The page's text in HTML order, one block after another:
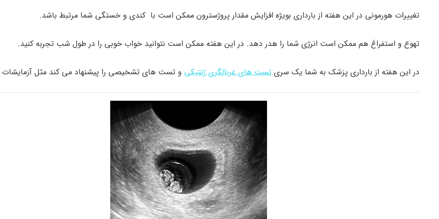
تغییرات هورمونی در این هفته از بارداری بویژه افزایش مقدار پروژسترون ممکن است با کندی و خستگی شما مرتبط باشد.
تهوع و استفراغ هم ممکن است انرژی شما را هدر دهد. در این هفته ممکن است نتوانید خواب خوبی را در طول شب تجربه کنید.
در این هفته از بارداری پزشک به شما یک سری تست های غربالگری ژنتیکی و تست های تشخیصی را پیشنهاد می کند مثل